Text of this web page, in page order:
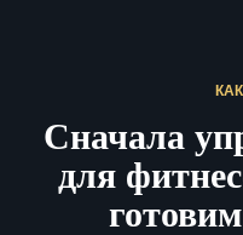
Сначала
для